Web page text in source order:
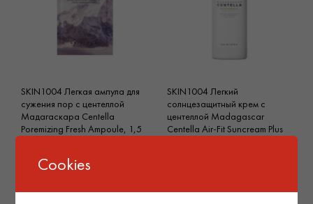
SKIN1004 Легкая ампула для
сужения пор с центеллой
Мадагаскара Centella
Poremizing Fresh Ampoule, 1,5
SKIN1004 Легкий
солнцезащитный крем с
центеллой Madagascar
Centella Air-Fit Suncream Plus
Cookies